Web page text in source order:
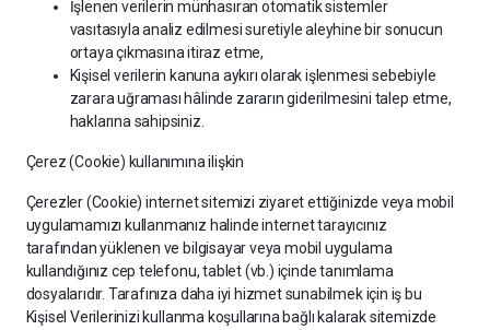
İşlenen verilerin münhasıran otomatik sistemler
vasıtasıyla analiz edilmesi suretiyle aleyhine bir sonucun
ortaya çıkmasına itiraz etme,
Kişisel verilerin kanuna aykırı olarak işlenmesi sebebiyle
zarara uğraması hâlinde zararın giderilmesini talep etme,
haklarına sahipsiniz.
Çerez (Cookie) kullanımına ilişkin
Çerezler (Cookie) internet sitemizi ziyaret ettiğinizde veya mobil
uygulamamızı kullanmanız halinde internet tarayıcınız
tarafından yüklenen ve bilgisayar veya mobil uygulama
kullandığınız cep telefonu, tablet (vb.) içinde tanımlama
dosyalarıdır. Tarafınıza daha iyi hizmet sunabilmek için iş bu
Kişisel Verilerinizi kullanma koşullarına bağlı kalarak sitemizde